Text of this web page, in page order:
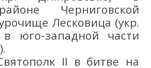
Черниговской
Лесковица (укр.
юго-западной части
II в битве на